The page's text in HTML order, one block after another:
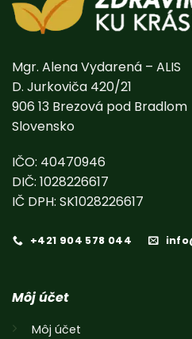
Mgr. Alena Vydarená – ALIS
D. Jurkoviča 420/21
906 13 Brezová pod Bradlom
Slovensko
IČO: 40470946
DIČ: 1028226617
IČ DPH: SK1028226617
+421 904 578 044
Môj účet
Môj účet